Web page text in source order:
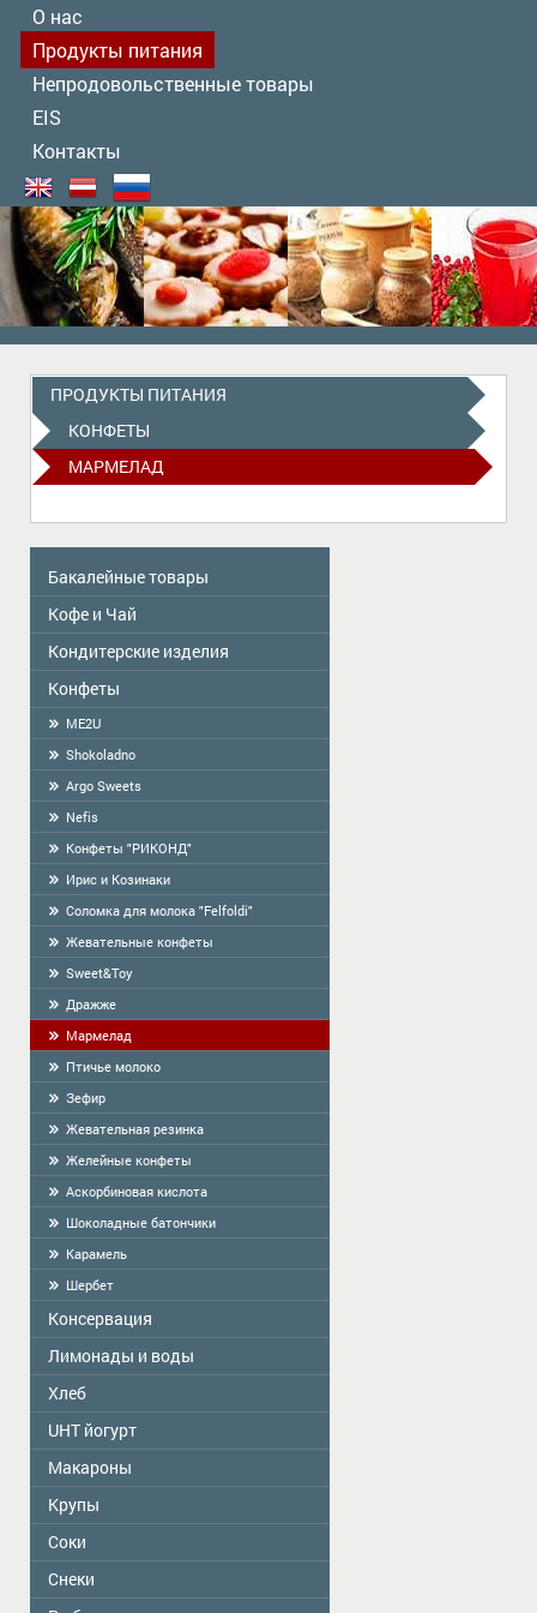
О нас
Продукты питания
Непродовольственные товары
EIS
Контакты
ПРОДУКТЫ ПИТАНИЯ
КОНФЕТЫ
МАРМЕЛАД
Бакалейные товары
Colavita
Приправы
Сухой завтрак
Тортилья
Мука
Крахмал, кисель, желе
Кофе и Чай
Чай
КОФЕ
Кондитерские изделия
Сделано в Латвии-продукция ручной
работы
Фасованое печенье
Печенье весовое
Крекер
Пряники
Cоломка
Вафли
Халва
БАРАНКИ
Конфеты
ME2U
Shokoladno
Argo Sweets
Nefis
Конфеты "РИКОНД"
Ирис и Козинаки
Соломка для молока "Felfoldi"
Жевательные конфеты
Sweet&Toy
Дражже
Мармелад
Птичье молоко
Зефир
Жевательная резинка
Желейные конфеты
Аскорбиновая кислота
Шоколадные батончики
Карамель
Шербет
Консервация
Zelta Saule
Господарочка
Sladovsit
Baron
Balta Diena
Консервированные грибы "Best time"
Консервированные грибы
"Mushroomoff"
MAMOS KONSERVAI
Лимонады и воды
Vitamizu
Hi5
OKF
Varavīksne
Питьевая вода "Aqua Future"
Хлеб
UHT йогурт
PASCUAL
Макароны
Golden Dragon
Весовые
Крупы
Zelta Saule коробки
Хлопья быстрого приготовления
Соки
JAFFA
Наш Сік
Снeки